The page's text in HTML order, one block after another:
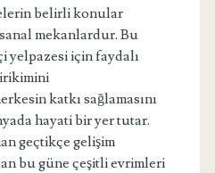
belirli konular
mekanlardur. Bu
yelpazesi için faydalı
katkı sağlamasını
hayati bir yer tutar.
geçtikçe gelişim
bu güne çeşitli evrimleri